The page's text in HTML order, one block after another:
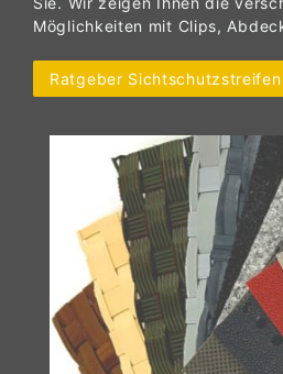
Möglichkeiten mit Clips,
Ratgeber